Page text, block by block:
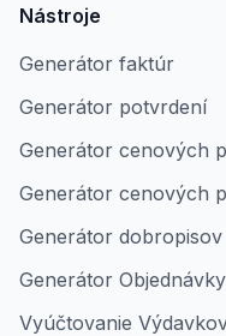
Nástroje
Generátor faktúr
Generátor potvrdení
Generátor cenových
Generátor cenových
Generátor dobropisov
Generátor
Vyúčtovanie